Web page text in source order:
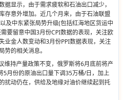
显示，由于需求疲软和石油出口减少，
存意外增加。近几个月来，由于石油联盟
及中东紧张局势升级(包括红海地区货运中
要留意中国3月份CPI数据的表现，关注欧
业金人数变动和3月份PPI数据表现，关注
势的相关消息。
维持产量政策不变，俄罗斯将6月底前将产
5月份的原油出口量下调35万桶/日，加上
扰动仍在，供给及地缘对油价继续起到托